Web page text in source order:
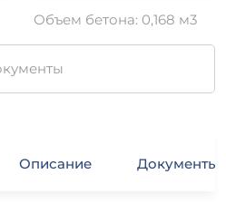
Объем бетона: 0,168 м3
Описание Документы